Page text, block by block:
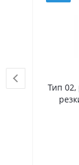
столов